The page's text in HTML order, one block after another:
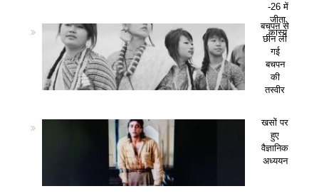
-26 में
जीता
कांस्य
बचपन से
छीन ली
गई
बचपन
की
तस्वीर
खसों पर
हुए
वैज्ञानिक
अध्ययन